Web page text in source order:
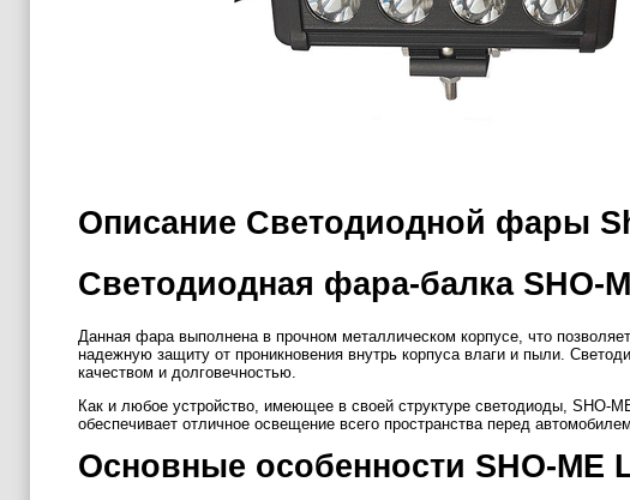
Описание Светодиодной фары
Светодиодная фара-балка SHO-
Данная фара выполнена в прочном металлическом корпусе, что
надежную защиту от проникновения внутрь корпуса влаги и пыли.
качеством и долговечностью.
Как и любое устройство, имеющее в своей структуре светодиоды, SHO-
обеспечивает отличное освещение всего пространства перед
Основные особенности SHO-ME